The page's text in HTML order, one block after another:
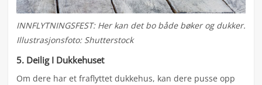
INNFLYTNINGSFEST: Her kan det bo både bøker og dukker.
Illustrasjonsfoto: Shutterstock
5. Deilig I Dukkehuset
Om dere har et fraflyttet dukkehus, kan dere pusse opp